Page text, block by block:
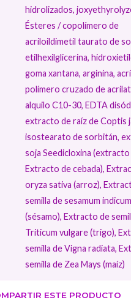
hidrolizados,
Ésteres / copolímero de
acriloildimetil taurato de
etilhexilglicerina,
goma xantana, arginina,
polímero cruzado de
alquilo C10-30, EDTA
extracto de raíz de Coptis
isostearato de sorbitán,
soja Seedicloxina (extracto
Extracto de cebada),
oryza sativa (arroz),
semilla de sesamum indicum
(sésamo), Extracto de
Triticum vulgare (trigo),
semilla de Vigna radiata,
semilla de Zea Mays (maíz)
ESTE PRODUCTO